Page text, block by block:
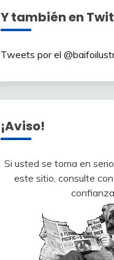
Y también en
Tweets por el
¡Aviso!
Si usted se toma en
este sitio, consulte